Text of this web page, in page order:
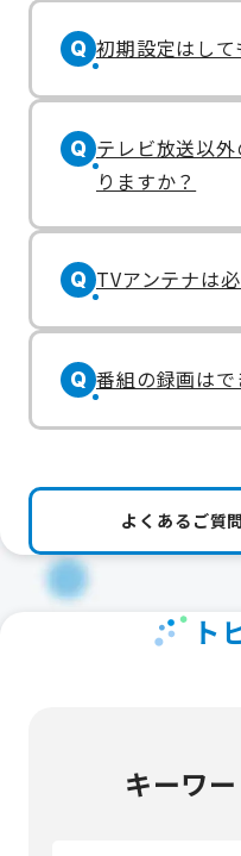
Q 初期設定はして
Q テレビ放送以
りますか？
Q TVアンテナは
Q 番組の録画はで
よくあるご質
ト
キーワ